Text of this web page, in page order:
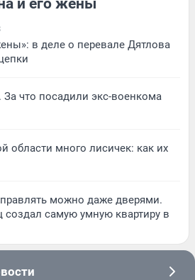
в деле о перевале Дятлова
что посадили экс-военкома
области много лисичек: как их
можно даже дверями.
создал самую умную квартиру в